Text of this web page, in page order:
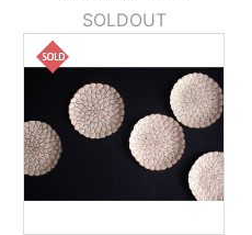
SOLDOUT